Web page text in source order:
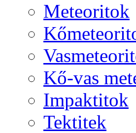
Me­te­o­ri­tok
Kő-vas
Imp­ak­ti­tok
Tek­ti­tek